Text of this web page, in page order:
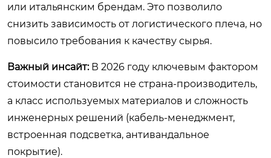
или итальянским брендам. Это позволило
снизить зависимость от логистического плеча, но
повысило требования к качеству сырья.
Важный инсайт:В 2026 году ключевым фактором
стоимости становится не страна-производитель,
а класс используемых материалов и сложность
инженерных решений (кабель-менеджмент,
встроенная подсветка, антивандальное
покрытие).